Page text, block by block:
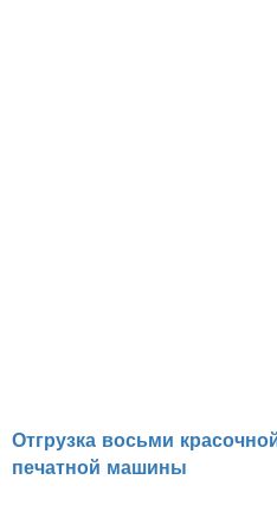
Отгрузка восьми
печатной машины